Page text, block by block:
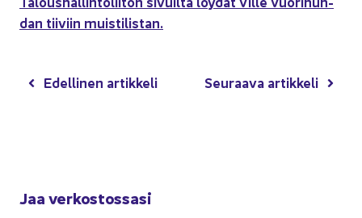
Jaa ver­kos­tos­sa­si
dan tii­viin muis­ti­lis­tan.
Edel­li­nen ar­tik­ke­li Seu­raa­va ar­tik­ke­li